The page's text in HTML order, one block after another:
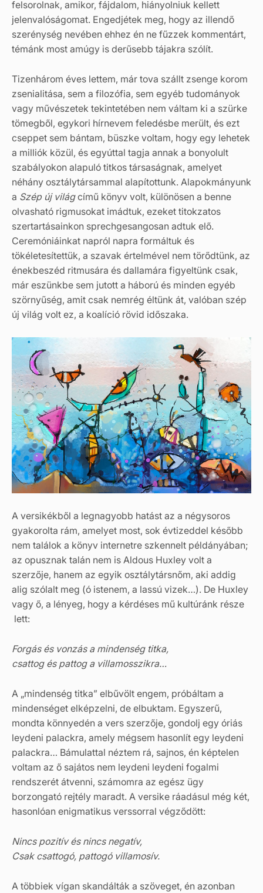
felsorolnak, amikor, fájdalom, hiányolniuk kellett
jelenvalóságomat. Engedjétek meg, hogy az illendő
szerénység nevében ehhez én ne fűzzek kommentárt,
témánk most amúgy is derűsebb tájakra szólít.
Tizenhárom éves lettem, már tova szállt zsenge korom
zsenialitása, sem a filozófia, sem egyéb tudományok
vagy művészetek tekintetében nem váltam ki a szürke
tömegből, egykori hírnevem feledésbe merült, és ezt
cseppet sem bántam, büszke voltam, hogy egy lehetek
a milliók közül, és egyúttal tagja annak a bonyolult
szabályokon alapuló titkos társaságnak, amelyet
néhány osztálytársammal alapítottunk. Alapokmányunk
a Szép új világcímű könyv volt, különösen a benne
olvasható rigmusokat imádtuk, ezeket titokzatos
szertartásainkon sprechgesangosan adtuk elő.
Ceremóniáinkat napról napra formáltuk és
tökéletesítettük, a szavak értelmével nem törődtünk, az
énekbeszéd ritmusára és dallamára figyeltünk csak,
már eszünkbe sem jutott a háború és minden egyéb
szörnyűség, amit csak nemrég éltünk át, valóban szép
új világ volt ez, a koalíció rövid időszaka.
A versikékből a legnagyobb hatást az a négysoros
gyakorolta rám, amelyet most, sok évtizeddel később
nem találok a könyv internetre szkennelt példányában;
az opusznak talán nem is Aldous Huxley volt a
szerzője, hanem az egyik osztálytársnőm, aki addig
alig szólalt meg (ó istenem, a lassú vizek…). De Huxley
vagy ő, a lényeg, hogy a kérdéses mű kultúránk része
lett:
Forgás és vonzás a mindenség titka,
csattog és pattog a villamosszikra…
A „mindenség titka” elbűvölt engem, próbáltam a
mindenséget elképzelni, de elbuktam. Egyszerű,
mondta könnyedén a vers szerzője, gondolj egy óriás
leydeni palackra, amely mégsem hasonlít egy leydeni
palackra… Bámulattal néztem rá, sajnos, én képtelen
voltam az ő sajátos nem leydeni leydeni fogalmi
rendszerét átvenni, számomra az egész ügy
borzongató rejtély maradt. A versike ráadásul még két,
hasonlóan enigmatikus verssorral végződött:
Nincs pozitív és nincs negatív,
Csak csattogó, pattogó villamosív.
A többiek vígan skandálták a szöveget, én azonban